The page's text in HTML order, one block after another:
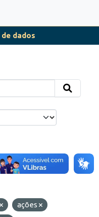
dados
ações